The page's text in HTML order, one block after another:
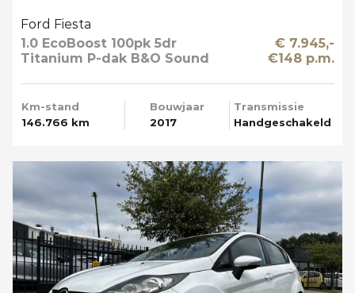
Ford Fiesta
1.0 EcoBoost 100pk 5dr
Titanium P-dak B&O Sound
€ 7.945,-
€148 p.m.
Km-stand
146.766 km
Bouwjaar
2017
Transmissie
Handgeschakeld